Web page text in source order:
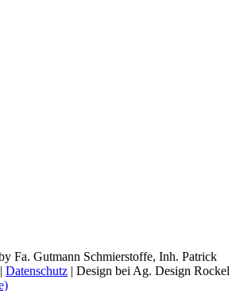
Fa. Gutmann Schmierstoffe, Inh. Patrick
Datenschutz | Design bei Ag. Design Rockel